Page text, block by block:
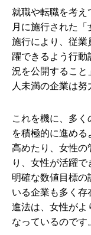
就職や転職を考
月に施行された
施行により、従
躍できるよう行
況を公開するこ
人未満の企業は努
これを機に、多
を積極的に進め
高めたり、女性の
り、女性が活躍で
明確な数値目標
いる企業も多く
進法は、女性がよ
なっているのです。